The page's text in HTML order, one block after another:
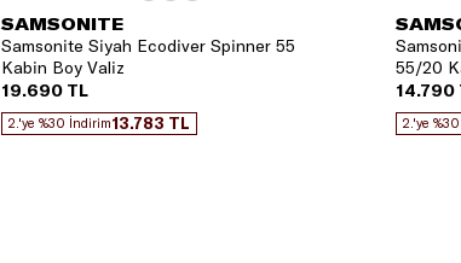
SAMSONITE
Samsonite Siyah Ecodiver Spinner 55
Kabin Boy Valiz
19.690 TL
2.'ye %30 İndirim13.783 TL
55/20
14.790
2.'ye